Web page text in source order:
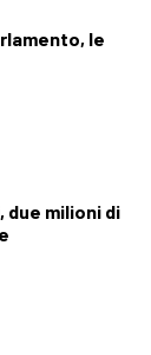
le
milioni di